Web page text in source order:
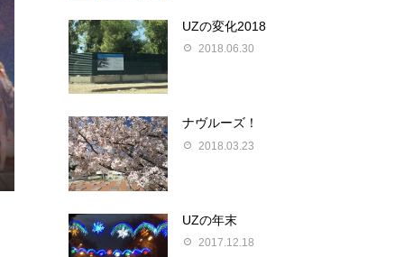
UZの変化2018
2018.06.30
ナヴルーズ！
2018.03.23
UZの年末
2017.12.18